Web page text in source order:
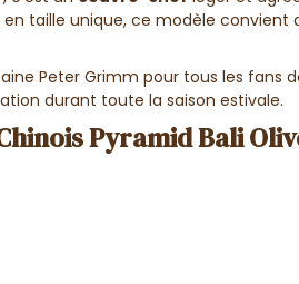
taille unique, ce modèle convient
Peter Grimm pour tous les fans
durant toute la saison estivale.
Pyramid Bali